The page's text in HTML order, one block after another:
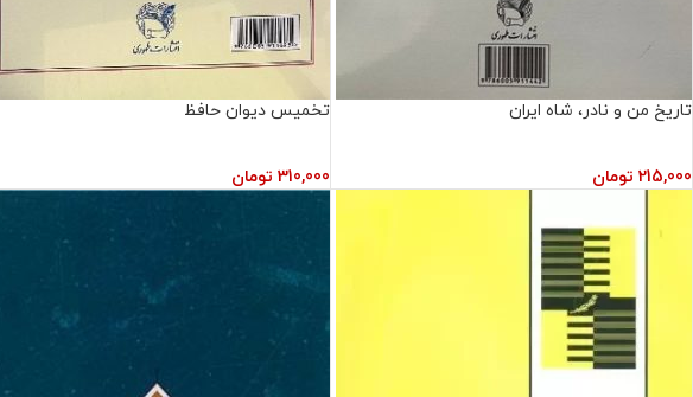
تاریخ من و نادر، شاه ایران
215,000 تومان
تخمیس دیوان حافظ
310,000 تومان